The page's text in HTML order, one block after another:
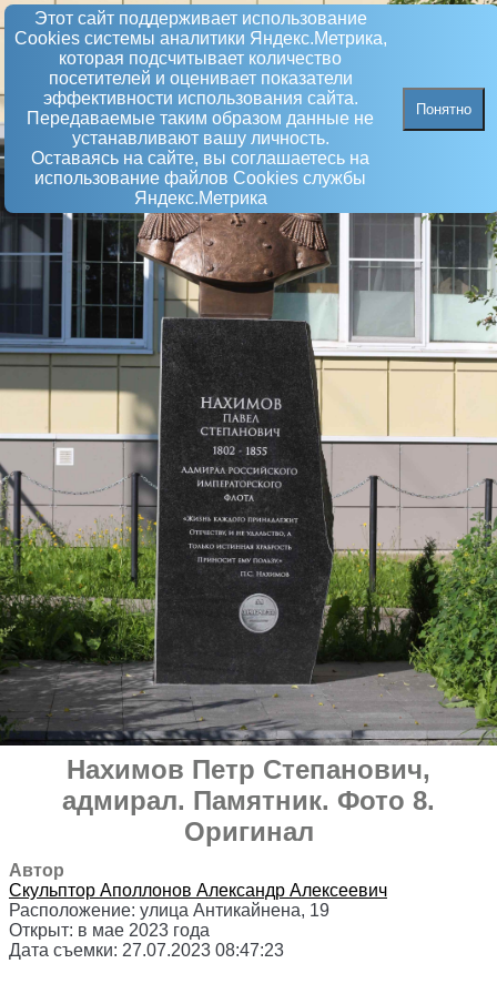
Этот сайт поддерживает использование
Сookies системы аналитики Яндекс.Метрика,
которая подсчитывает количество
посетителей и оценивает показатели
эффективности использования сайта.
Передаваемые таким образом данные не
устанавливают вашу личность.
Оставаясь на сайте, вы соглашаетесь на
использование файлов Сookies службы
Яндекс.Метрика
Понятно
Нахимов Петр Степанович,
адмирал. Памятник. Фото 8.
Оригинал
Автор
Скульптор Аполлонов Александр Алексеевич
Расположение: улица Антикайнена, 19
Открыт: в мае 2023 года
Дата съемки: 27.07.2023 08:47:23